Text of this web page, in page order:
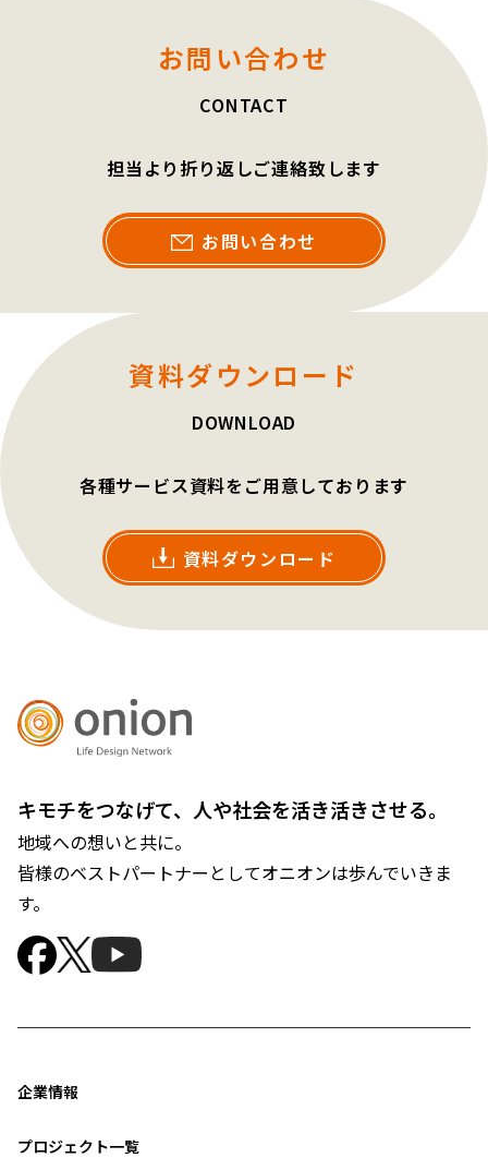
お問い合わせ
CONTACT
担当より折り返しご連絡致します
お問い合わせ
資料ダウンロード
DOWNLOAD
各種サービス資料をご用意しております
資料ダウンロード
キモチをつなげて、人や社会を活き活きさせる。
地域への想いと共に。
皆様のベストパートナーとしてオニオンは歩んでいきま
す。
企業情報
プロジェクト一覧